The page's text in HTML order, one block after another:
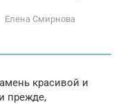
Елена Смирнова
красивой и
прежде,